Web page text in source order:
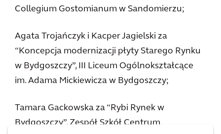
Collegium Gostomianum w Sandomierzu;
Agata Trojańczyk i Kacper Jagielski za
“Koncepcja modernizacji płyty Starego Rynku
w Bydgoszczy”, III Liceum Ogólnokształcące
im. Adama Mickiewicza w Bydgoszczy;
Tamara Gackowska za “Rybi Rynek w
Bydgoszczy”, Zespół Szkół Centrum